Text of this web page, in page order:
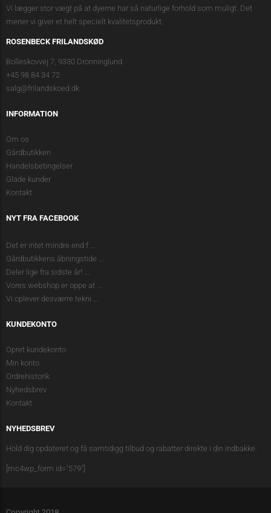
Vi lægger stor vægt på at dyerne har så naturlige forhold som muligt. Det
mener vi giver et helt specielt kvalitetsprodukt.
ROSENBECK FRILANDSKØD
Bolleskovvej 7, 9330 Dronninglund
+45 98 84 34 72
salg@frilandskoed.dk
INFORMATION
Om os
Gårdbutikken
Handelsbetingelser
Glade kunder
Kontakt
NYT FRA FACEBOOK
Det er intet mindre end f
Gårdbutikkens åbningstide
Deler lige fra sidste år!
Vores webshop er oppe at
Vi oplever desværre tekni
KUNDEKONTO
Opret kundekonto
Min konto
Ordrehistorik
Nyhedsbrev
Kontakt
NYHEDSBREV
Hold dig opdateret og få samtidigg tilbud og rabatter direkte i din indbakke.
[mc4wp_form id="579"]